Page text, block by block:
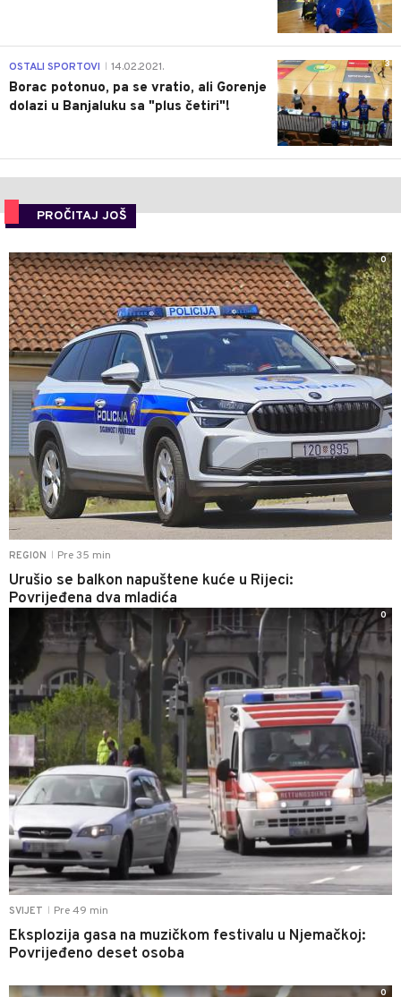
3
OSTALI SPORTOVI 14.02.2021.
Borac potonuo, pa se vratio, ali Gorenje
dolazi u Banjaluku sa "plus četiri"!
PROČITAJ JOŠ
REGION Pre 35 min
Urušio se balkon napuštene kuće u Rijeci:
Povrijeđena dva mladića
0
SVIJET Pre 49 min
Eksplozija gasa na muzičkom festivalu u Njemačkoj:
Povrijeđeno deset osoba
0
0